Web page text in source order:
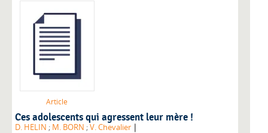
Article
Ces adolescents qui agressent leur mère !
D. HELIN ; M. BORN ;V. Chevalier |